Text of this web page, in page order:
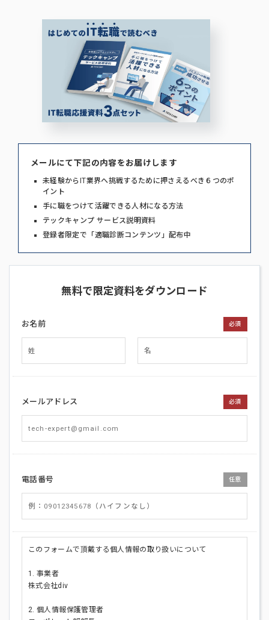
メールにて下記の内容をお届けします
未経験からIT業界へ挑戦するために押さえるべき６つのポ
イント
手に職をつけて活躍できる人材になる方法
テックキャンプ サービス説明資料
登録者限定で「適職診断コンテンツ」配布中
無料で限定資料をダウンロード
お名前 必須
メールアドレス 必須
電話番号 任意
このフォームで頂戴する個人情報の取り扱いについて
1. 事業者
株式会社div
2. 個人情報保護管理者